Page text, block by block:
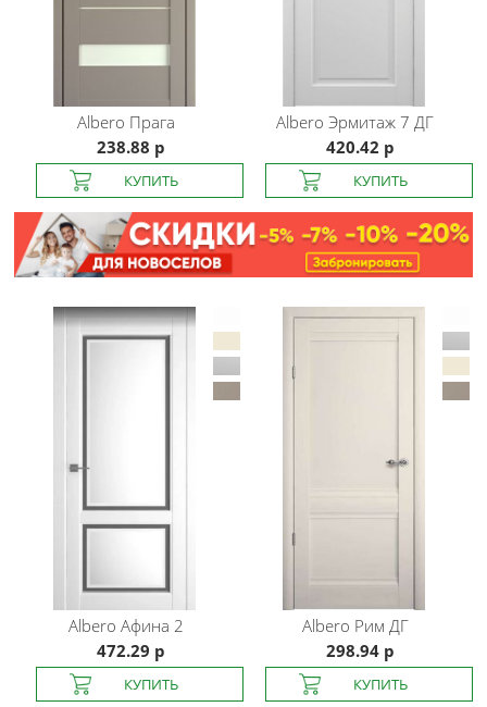
Albero Прага
238.88 р
Albero Эрмитаж 7 ДГ
420.42 р
Albero Афина 2
472.29 р
Albero Рим ДГ
298.94 р